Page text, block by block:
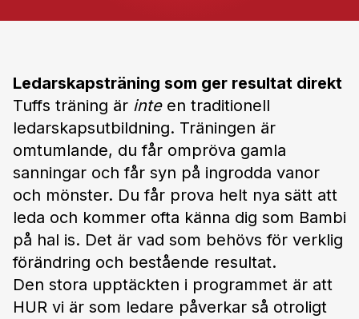
Ledarskapsträning som ger resultat direkt
Tuffs träning är inteen traditionell
ledarskapsutbildning. Träningen är
omtumlande, du får ompröva gamla
sanningar och får syn på ingrodda vanor
och mönster. Du får prova helt nya sätt att
leda och kommer ofta känna dig som Bambi
på hal is. Det är vad som behövs för verklig
förändring och bestående resultat.
Den stora upptäckten i programmet är att
HUR vi är som ledare påverkar så otroligt